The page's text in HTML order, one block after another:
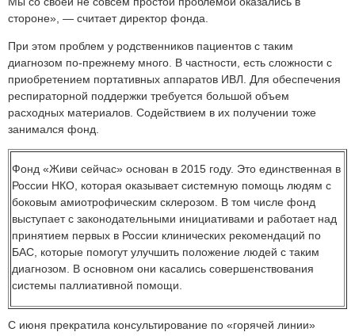
стороне», — считает директор фонда.
При этом проблем у родственников пациентов с таким
диагнозом по-прежнему много. В частности, есть сложности с
приобретением портативных аппаратов ИВЛ. Для обеспечения
респираторной поддержки требуется большой объем
расходных материалов. Содействием в их получении тоже
занимался фонд.
Фонд «Живи сейчас» основан в 2015 году. Это единственная в
России НКО, которая оказывает системную помощь людям с
боковым амиотрофическим склерозом. В том числе фонд
выступает с законодательными инициативами и работает над
принятием первых в России клинических рекомендаций по
БАС, которые помогут улучшить положение людей с таким
диагнозом. В основном они касались совершенствования
системы паллиативной помощи.
С июня прекратила консультирование по «горячей линии»